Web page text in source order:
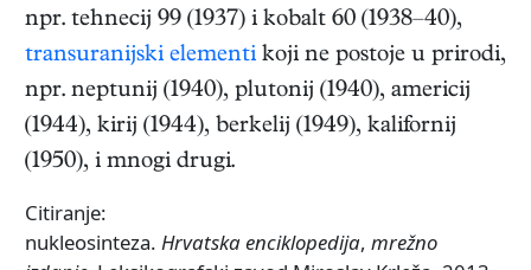
npr. tehnecij 99 (1937) i kobalt 60 (1938–40),
transuranijski elementi koji ne postoje u prirodi,
npr. neptunij (1940), plutonij (1940), americij
(1944), kirij (1944), berkelij (1949), kalifornij
(1950), i mnogi drugi.
Citiranje:
nukleosinteza. Hrvatska enciklopedija, mrežno